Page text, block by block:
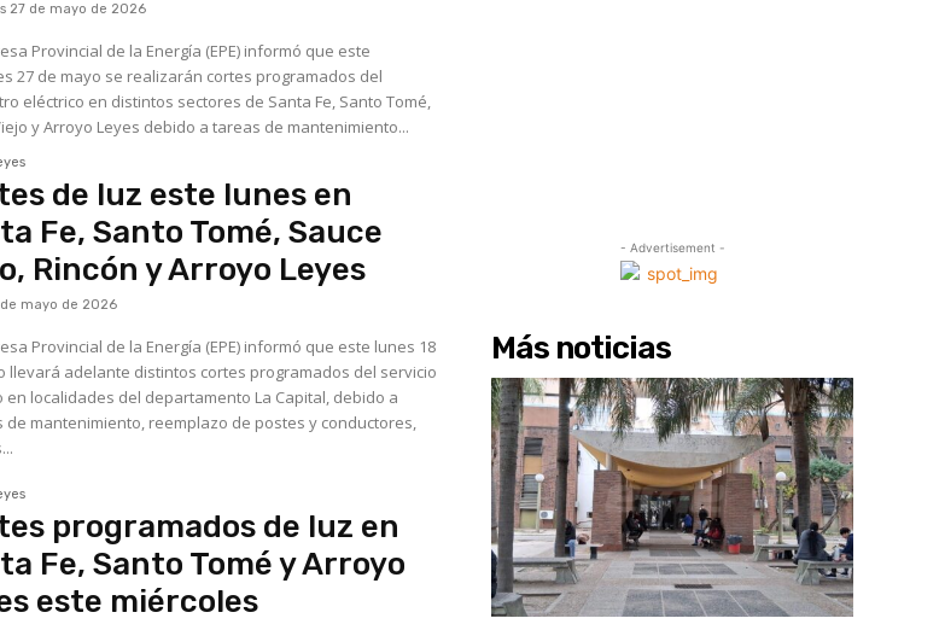
27 de mayo de 2026
Provincial de la Energía (EPE) informó que este
27 de mayo se realizarán cortes programados del
eléctrico en distintos sectores de Santa Fe, Santo Tomé,
y Arroyo Leyes debido a tareas de mantenimiento...
de luz este lunes en
Fe, Santo Tomé, Sauce
Rincón y Arroyo Leyes
mayo de 2026
Provincial de la Energía (EPE) informó que este lunes 18
llevará adelante distintos cortes programados del servicio
en localidades del departamento La Capital, debido a
de mantenimiento, reemplazo de postes y conductores,
programados de luz en
Fe, Santo Tomé y Arroyo
este miércoles
- Advertisement -
Más noticias